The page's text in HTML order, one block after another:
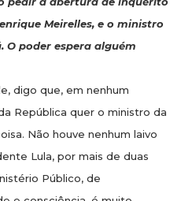
Meirelles, e o ministro
O poder espera alguém
digo que, em nenhum
República quer o ministro da
Não houve nenhum laivo
Lula, por mais de duas
Público, de